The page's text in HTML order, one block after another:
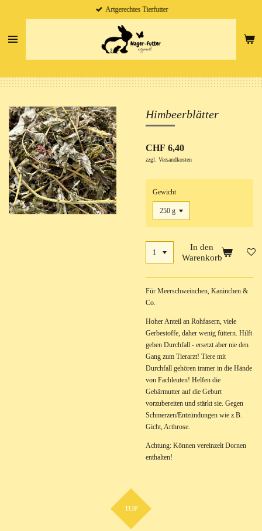
springen
Artgerechtes Tierfutter
Himbeerblätter
CHF 6,40
zzgl. Versandkosten
Gewicht
In den
Warenkorb
Für Meerschweinchen, Kaninchen &
Co.
Hoher Anteil an Rohfasern, viele
Gerbestoffe, daher wenig füttern. Hilft
geben Durchfall - ersetzt aber nie den
Gang zum Tierarzt! Tiere mit
Durchfall gehören immer in die Hände
von Fachleuten! Helfen die
Gebärmutter auf die Geburt
vorzubereiten und stärkt sie. Gegen
Schmerzen/Entzündungen wie z.B.
Gicht, Arthrose.
Achtung: Können vereinzelt Dornen
enthalten!
TOP